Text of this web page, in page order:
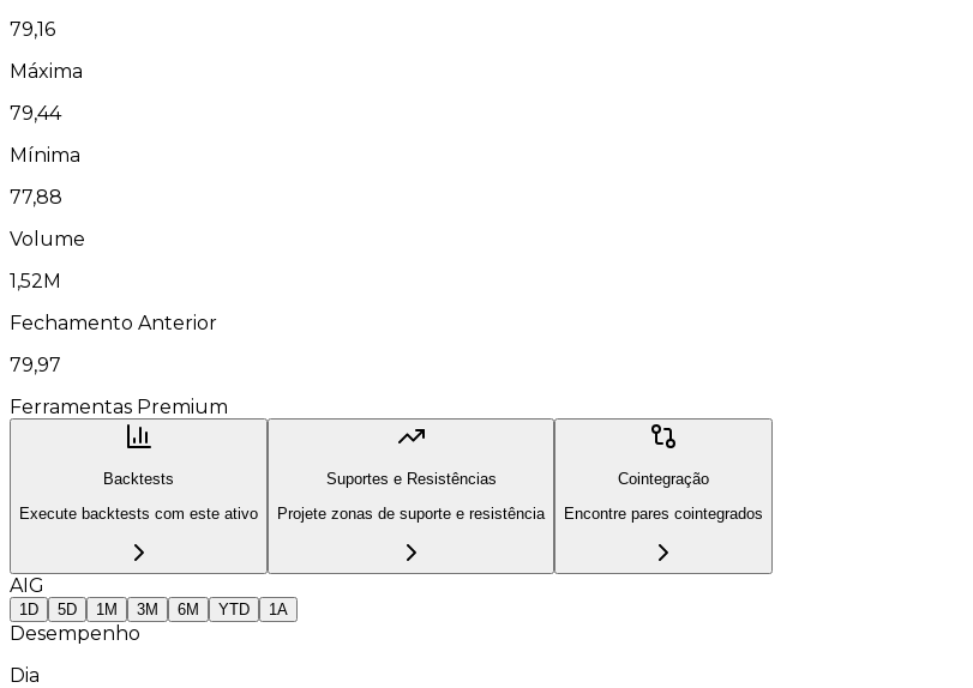
79,16
Máxima
79,44
Mínima
77,88
Volume
1,52M
Fechamento Anterior
79,97
Ferramentas Premium
Backtests
Execute backtests com este ativo
Suportes e Resistências
Projete zonas de suporte e resistência
Cointegração
Encontre pares cointegrados
AIG
1D 5D 1M 3M 6M YTD 1A
Desempenho
Dia